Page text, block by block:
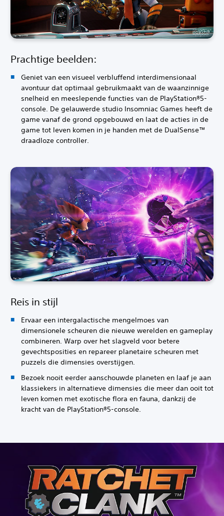
Prachtige beelden:
Geniet van een visueel verbluffend interdimensionaal
avontuur dat optimaal gebruikmaakt van de waanzinnige
snelheid en meeslepende functies van de PlayStation®5-
console. De gelauwerde studio Insomniac Games heeft de
game vanaf de grond opgebouwd en laat de acties in de
game tot leven komen in je handen met de DualSense™
draadloze controller.
Reis in stijl
Ervaar een intergalactische mengelmoes van
dimensionele scheuren die nieuwe werelden en gameplay
combineren. Warp over het slagveld voor betere
gevechtsposities en repareer planetaire scheuren met
puzzels die dimensies overstijgen.
Bezoek nooit eerder aanschouwde planeten en laaf je aan
klassiekers in alternatieve dimensies die meer dan ooit tot
leven komen met exotische flora en fauna, dankzij de
kracht van de PlayStation®5-console.